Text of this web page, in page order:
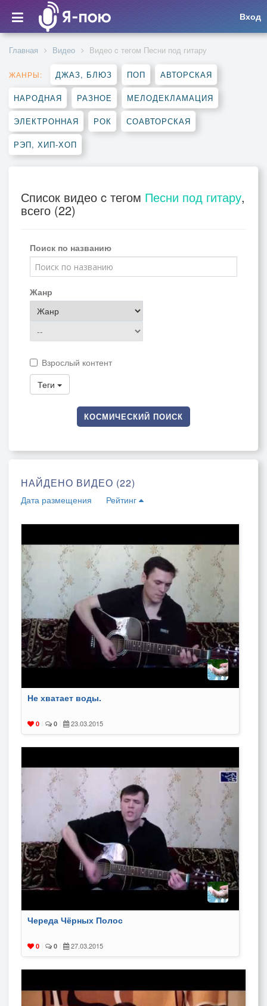
Вход
Главная Видео Видео c тегом Песни под гитару
ЖАНРЫ: ДЖАЗ, БЛЮЗ ПОП АВТОРСКАЯ
НАРОДНАЯ РАЗНОЕ МЕЛОДЕКЛАМАЦИЯ
ЭЛЕКТРОННАЯ РОК СОАВТОРСКАЯ
РЭП, ХИП-ХОП
Список видео c тегом Песни под гитару,
всего (22)
Поиск по названию
Жанр
Взрослый контент
Теги
КОСМИЧЕСКИЙ ПОИСК
НАЙДЕНО ВИДЕО (22)
Дата размещения Рейтинг
Не хватает воды.
0 0 23.03.2015
Череда Чёрных Полос
0 0 27.03.2015